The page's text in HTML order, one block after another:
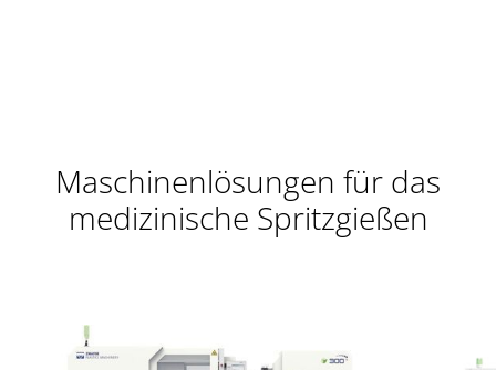
Maschinenlösungen für das
medizinische Spritzgießen